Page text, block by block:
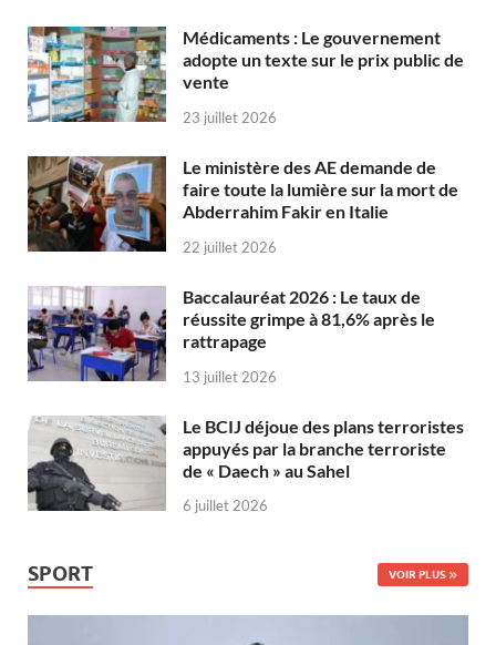
Médicaments : Le gouvernement
adopte un texte sur le prix public de
vente
23 juillet 2026
Le ministère des AE demande de
faire toute la lumière sur la mort de
Abderrahim Fakir en Italie
22 juillet 2026
Baccalauréat 2026 : Le taux de
réussite grimpe à 81,6% après le
rattrapage
13 juillet 2026
Le BCIJ déjoue des plans terroristes
appuyés par la branche terroriste
de « Daech » au Sahel
6 juillet 2026
SPORT VOIR PLUS